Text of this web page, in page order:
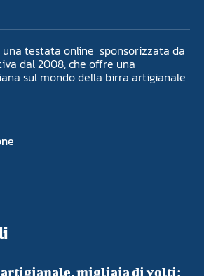
una testata online sponsorizzata da
dal 2008, che offre una
sul mondo della birra artigianale
artigianale, migliaia di volti: